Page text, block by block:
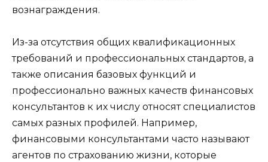
вознаграждения.
Из-за отсутствия общих квалификационных
требований и профессиональных стандартов, а
также описания базовых функций и
профессионально важных качеств финансовых
консультантов к их числу относят специалистов
самых разных профилей. Например,
финансовыми консультантами часто называют
агентов по страхованию жизни, которые